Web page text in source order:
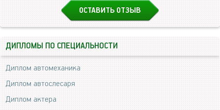
ОСТАВИТЬ ОТЗЫВ
ДИПЛОМЫ ПО СПЕЦИАЛЬНОСТИ
Диплом автомеханика
Диплом автослесаря
Диплом актера